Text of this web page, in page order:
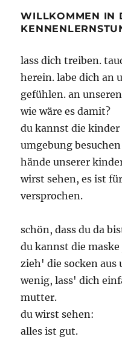
WILLKOMMEN IN
lass dich treiben.
herein. labe dich an
gefühlen. an
wie wäre es damit?
du kannst die
umgebung
hände unserer
wirst sehen, es ist
versprochen.
schön, dass du da
du kannst die
zieh' die socken aus
wenig, lass' dich
mutter.
du wirst sehen:
alles ist gut.